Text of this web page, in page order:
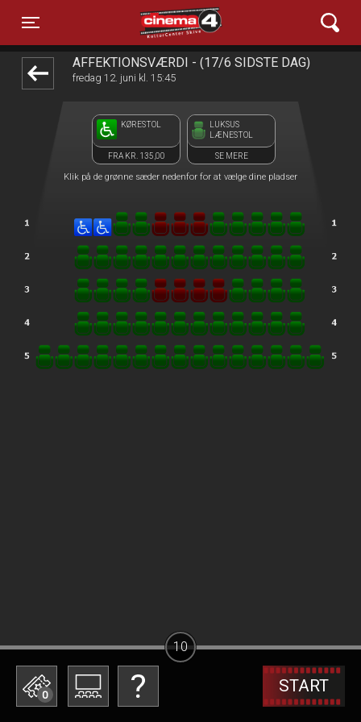
Toggle navigation
Cinema4
AFFEKTIONSVÆRDI - (17/6 SIDSTE DAG)
fredag 12. juni kl. 15:45
KØRESTOL
FRA KR. 135,00
LUKSUS
LÆNESTOL
SE MERE
Klik på de grønne sæder nedenfor for at vælge dine pladser
0 START
10
1step-front02 094544